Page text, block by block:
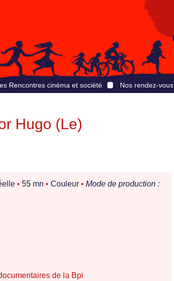
Rencontres cinéma et société Nos rendez-vous
Hugo (Le)
• 55 mn • Couleur • Mode de production :
de la Bpi